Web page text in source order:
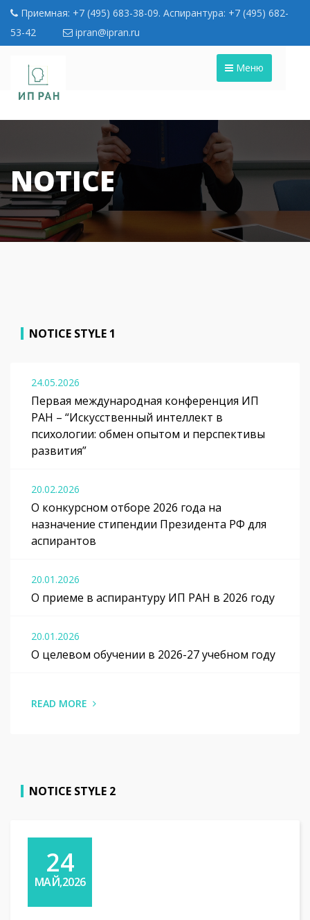
Приемная: +7 (495) 683-38-09. Аспирантура: +7 (495) 682-
53-42
ipran@ipran.ru
Меню
NOTICE
NOTICE STYLE 1
24.05.2026
Первая международная конференция ИП
РАН – “Искусственный интеллект в
психологии: обмен опытом и перспективы
развития”
20.02.2026
О конкурсном отборе 2026 года на
назначение стипендии Президента РФ для
аспирантов
20.01.2026
О приеме в аспирантуру ИП РАН в 2026 году
20.01.2026
О целевом обучении в 2026-27 учебном году
READ MORE
NOTICE STYLE 2
24
МАЙ,2026